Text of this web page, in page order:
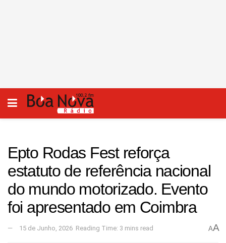
Epto Rodas Fest reforça
estatuto de referência nacional
do mundo motorizado. Evento
foi apresentado em Coimbra
15 de Junho, 2026 Reading Time: 3 mins read AA